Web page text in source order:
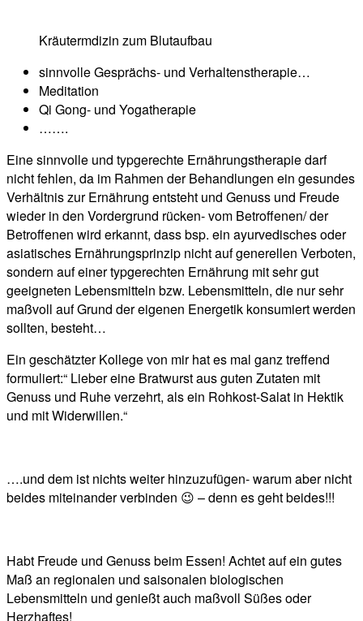
Kräutermdizin zum Blutaufbau
sinnvolle Gesprächs- und Verhaltenstherapie…
Meditation
Qi Gong- und Yogatherapie
…….
Eine sinnvolle und typgerechte Ernährungstherapie darf
nicht fehlen, da im Rahmen der Behandlungen ein gesundes
Verhältnis zur Ernährung entsteht und Genuss und Freude
wieder in den Vordergrund rücken- vom Betroffenen/ der
Betroffenen wird erkannt, dass bsp. ein ayurvedisches oder
asiatisches Ernährungsprinzip nicht auf generellen Verboten,
sondern auf einer typgerechten Ernährung mit sehr gut
geeigneten Lebensmitteln bzw. Lebensmitteln, die nur sehr
maßvoll auf Grund der eigenen Energetik konsumiert werden
sollten, besteht…
Ein geschätzter Kollege von mir hat es mal ganz treffend
formuliert:“ Lieber eine Bratwurst aus guten Zutaten mit
Genuss und Ruhe verzehrt, als ein Rohkost-Salat in Hektik
und mit Widerwillen.“
….und dem ist nichts weiter hinzuzufügen- warum aber nicht
beides miteinander verbinden 😉 – denn es geht beides!!!
Habt Freude und Genuss beim Essen! Achtet auf ein gutes
Maß an regionalen und saisonalen biologischen
Lebensmitteln und genießt auch maßvoll Süßes oder
Herzhaftes!